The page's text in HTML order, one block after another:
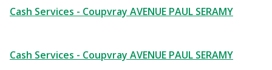
Cash Services - Coupvray AVENUE PAUL SERAMY
Cash Services - Coupvray AVENUE PAUL SERAMY